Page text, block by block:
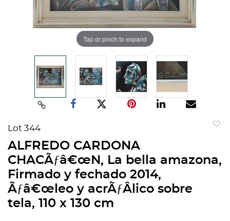
Tap or pinch to expand
Lot 344
ALFREDO CARDONA
CHACÃƒâ€œN, La bella amazona,
Firmado y fechado 2014,
Ãƒâ€œleo y acrÃƒÂ­lico sobre
tela, 110 x 130 cm